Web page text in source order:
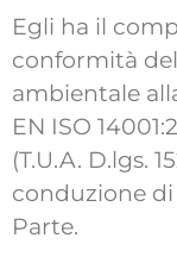
Egli ha il
conformità
ambientale
EN ISO
(T.U.A. D.lgs.
conduzione
Parte.